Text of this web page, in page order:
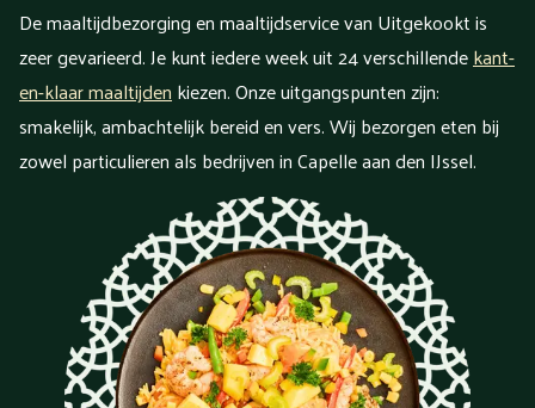
De maaltijdbezorging en maaltijdservice van Uitgekookt is
zeer gevarieerd. Je kunt iedere week uit 24 verschillendekant-
en-klaar maaltijdenkiezen. Onze uitgangspunten zijn:
smakelijk, ambachtelijk bereid en vers. Wij bezorgen eten bij
zowel particulieren als bedrijven in Capelle aan den IJssel.